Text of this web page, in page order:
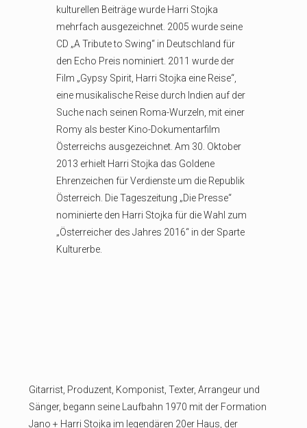
kulturellen Beiträge wurde Harri Stojka
mehrfach ausgezeichnet. 2005 wurde seine
CD „A Tribute to Swing“ in Deutschland für
den Echo Preis nominiert. 2011 wurde der
Film „Gypsy Spirit, Harri Stojka eine Reise“,
eine musikalische Reise durch Indien auf der
Suche nach seinen Roma-Wurzeln, mit einer
Romy als bester Kino-Dokumentarfilm
Österreichs ausgezeichnet. Am 30. Oktober
2013 erhielt Harri Stojka das Goldene
Ehrenzeichen für Verdienste um die Republik
Österreich. Die Tageszeitung „Die Presse“
nominierte den Harri Stojka für die Wahl zum
„Österreicher des Jahres 2016“ in der Sparte
Kulturerbe.
Gitarrist, Produzent, Komponist, Texter, Arrangeur und
Sänger, begann seine Laufbahn 1970 mit der Formation
Jano + Harri Stojka im legendären 20er Haus, der